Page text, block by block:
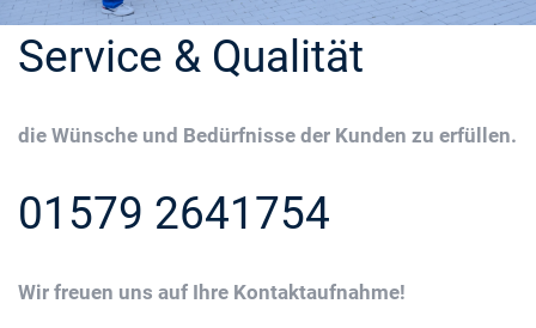
Service & Qualität
die Wünsche und Bedürfnisse der Kunden zu erfüllen.
01579 2641754
Wir freuen uns auf Ihre Kontaktaufnahme!